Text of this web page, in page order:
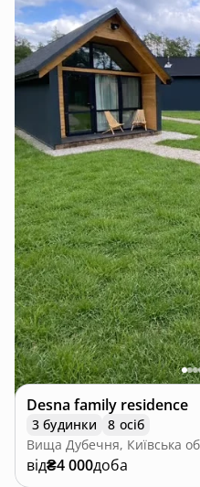
Desna family residence
3 будинки
8 осіб
Вища Дубечня, Київська
від₴4 000доба